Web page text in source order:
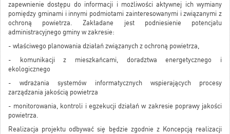
zapewnienie dostępu do informacji i możliwości aktywnej ich wymiany
pomiędzy gminami i innymi podmiotami zainteresowanymi i związanymi z
ochroną powietrza. Zakładane jest podniesienie potencjału
administracyjnego gminy w zakresie:
- właściwego planowania działań związanych z ochroną powietrza,
- komunikacji z mieszkańcami, doradztwa energetycznego i
ekologicznego
- wdrażania systemów informatycznych wspierających procesy
zarządzania jakością powietrza
- monitorowania, kontroli i egzekucji działań w zakresie poprawy jakości
powietrza.
Realizacja projektu odbywać się będzie zgodnie z Koncepcją realizacji